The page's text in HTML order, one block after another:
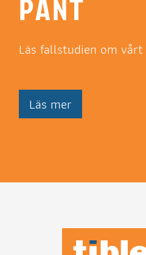
Läs fallstudien om
Läs mer